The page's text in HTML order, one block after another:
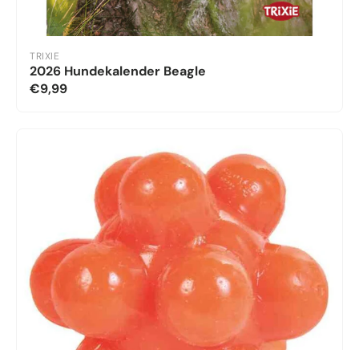
TRIXIE
2026 Hundekalender Beagle
€9,99